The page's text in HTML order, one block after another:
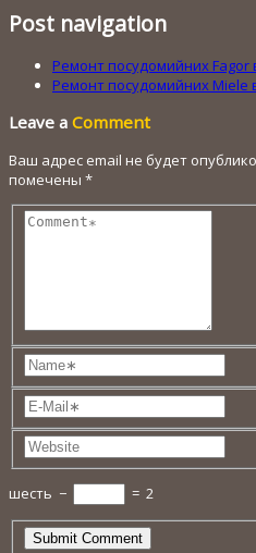
Post navigation
Ремонт посудомийних Fagor
Ремонт посудомийних Miele
Leave a Comment
Ваш адрес email не будет
помечены *
шесть − = 2